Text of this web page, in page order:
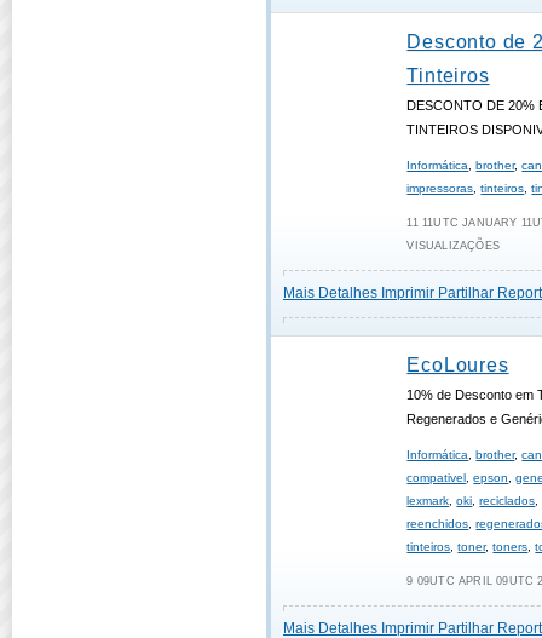
Desconto de
Tinteiros
DESCONTO DE 20%
TINTEIROS
Informática ,brother,
impressoras ,tinteiros ,
11 11UTC JANUARY
VISUALIZAÇÕES
Mais Detalhes Imprimir Partilhar
EcoLoures
10% de Desconto em
Regenerados e
Informática ,brother,
compativel ,epson ,
lexmark ,oki ,reciclados
reenchidos ,
tinteiros ,toner,toners ,
9 09UTC APRIL 09UTC
Mais Detalhes Imprimir Partilhar